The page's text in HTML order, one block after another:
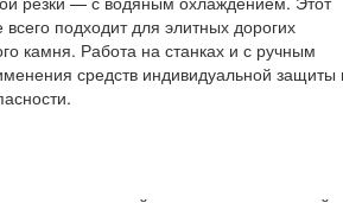
подходит для элитных дорогих
камня. Работа на станках и с ручным
средств индивидуальной защиты